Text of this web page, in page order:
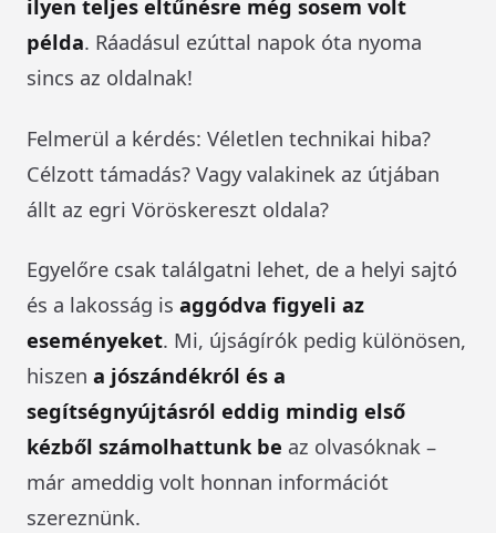
ilyen teljes eltűnésre még sosem volt
példa. Ráadásul ezúttal napok óta nyoma
sincs az oldalnak!
Felmerül a kérdés: Véletlen technikai hiba?
Célzott támadás? Vagy valakinek az útjában
állt az egri Vöröskereszt oldala?
Egyelőre csak találgatni lehet, de a helyi sajtó
és a lakosság is aggódva figyeli az
eseményeket. Mi, újságírók pedig különösen,
hiszen a jószándékról és a
segítségnyújtásról eddig mindig első
kézből számolhattunk be az olvasóknak –
már ameddig volt honnan információt
szereznünk.